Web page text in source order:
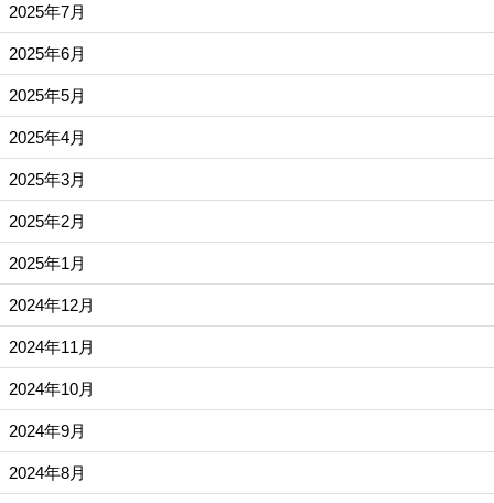
2025年7月
2025年6月
2025年5月
2025年4月
2025年3月
2025年2月
2025年1月
2024年12月
2024年11月
2024年10月
2024年9月
2024年8月